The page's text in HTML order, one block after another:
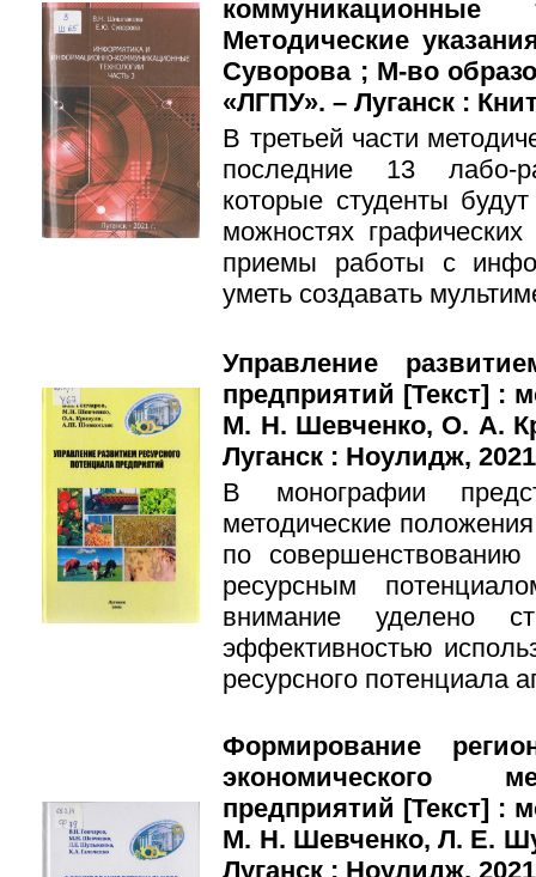
Методические
Суворова ; М-во
«ЛГПУ». – Луганск :
В третьей части
последние 13 лабо-
которые студенты
можностях
приемы работы с
уметь создавать
Управление
предприятий [Текст] :
М. Н. Шевченко, О. А.
Луганск : Ноулидж,
В монографии
методические
по совершенствованию
ресурсным
внимание уделено
эффективностью
ресурсного потенциала
Формирование
экономического
предприятий [Текст] :
М. Н. Шевченко, Л. Е.
Луганск : Ноулидж,